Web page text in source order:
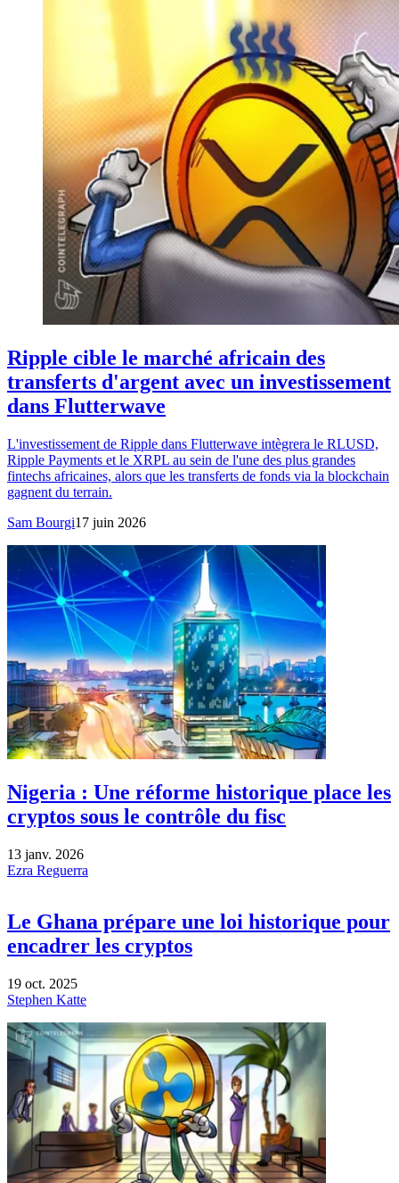
Ripple cible le marché africain des
transferts d'argent avec un investissement
dans Flutterwave
L'investissement de Ripple dans Flutterwave intègrera le RLUSD,
Ripple Payments et le XRPL au sein de l'une des plus grandes
fintechs africaines, alors que les transferts de fonds via la blockchain
gagnent du terrain.
Sam Bourgi17 juin 2026
Nigeria : Une réforme historique place les
cryptos sous le contrôle du fisc
13 janv. 2026
Ezra Reguerra
Le Ghana prépare une loi historique pour
encadrer les cryptos
19 oct. 2025
Stephen Katte